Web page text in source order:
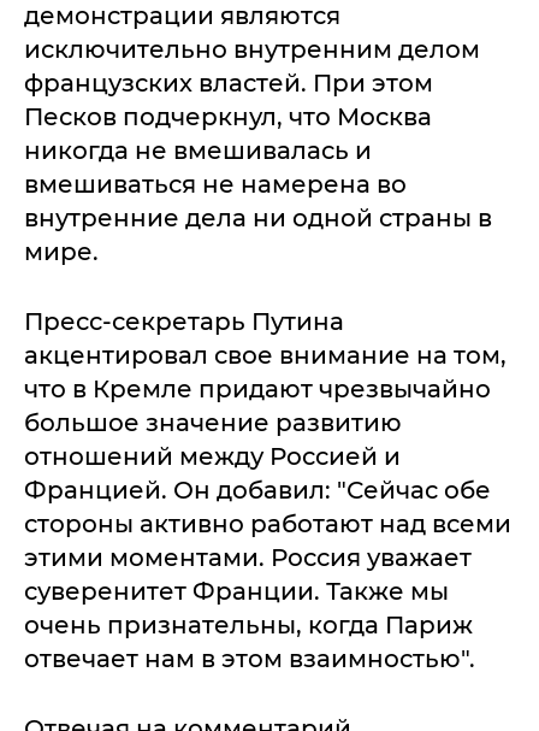
демонстрации являются
исключительно внутренним делом
французских властей. При этом
Песков подчеркнул, что Москва
никогда не вмешивалась и
вмешиваться не намерена во
внутренние дела ни одной страны в
мире.
Пресс-секретарь Путина
акцентировал свое внимание на том,
что в Кремле придают чрезвычайно
большое значение развитию
отношений между Россией и
Францией. Он добавил: "Сейчас обе
стороны активно работают над всеми
этими моментами. Россия уважает
суверенитет Франции. Также мы
очень признательны, когда Париж
отвечает нам в этом взаимностью".